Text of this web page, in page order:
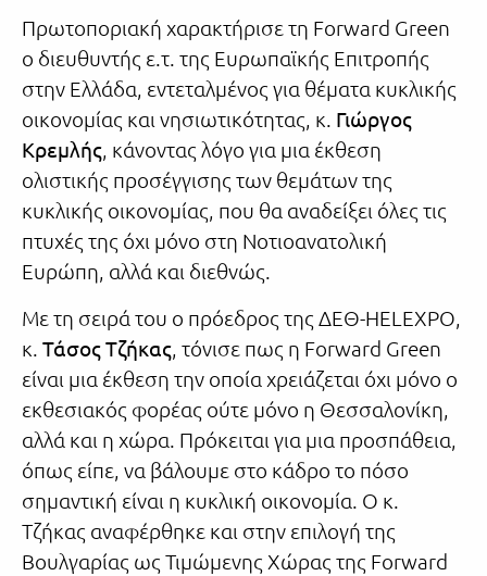
Πρωτοποριακή χαρακτήρισε τη Forward Green
ο διευθυντής ε.τ. της Ευρωπαϊκής Επιτροπής
στην Ελλάδα, εντεταλμένος για θέματα κυκλικής
οικονομίας και νησιωτικότητας, κ. Γιώργος
Κρεμλής, κάνοντας λόγο για μια έκθεση
ολιστικής προσέγγισης των θεμάτων της
κυκλικής οικονομίας, που θα αναδείξει όλες τις
πτυχές της όχι μόνο στη Νοτιοανατολική
Ευρώπη, αλλά και διεθνώς.
Με τη σειρά του ο πρόεδρος της ΔΕΘ-HELEXPO,
κ. Τάσος Τζήκας, τόνισε πως η Forward Green
είναι μια έκθεση την οποία χρειάζεται όχι μόνο ο
εκθεσιακός φορέας ούτε μόνο η Θεσσαλονίκη,
αλλά και η χώρα. Πρόκειται για μια προσπάθεια,
όπως είπε, να βάλουμε στο κάδρο το πόσο
σημαντική είναι η κυκλική οικονομία. Ο κ.
Τζήκας αναφέρθηκε και στην επιλογή της
Βουλγαρίας ως Τιμώμενης Χώρας της Forward